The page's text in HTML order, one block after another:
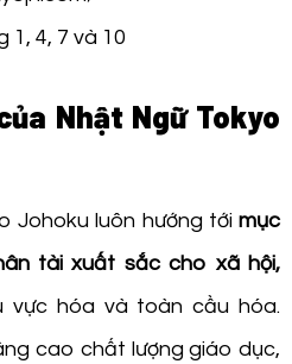
1, 4, 7 và 10
Nhật Ngữ Tokyo
Johoku luôn hướng tới mục
tài xuất sắc cho xã hội,
vực hóa và toàn cầu hóa.
cao chất lượng giáo dục,